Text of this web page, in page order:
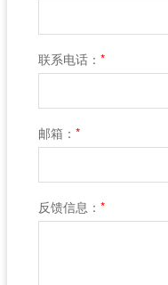
联系电话： *
邮箱： *
反馈信息： *